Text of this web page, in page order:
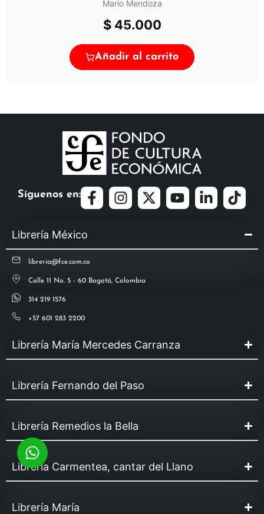
Mario Mendoza
$45.000
Añadir al carrito
Síguenos en:
Librería México
libreria@fce.com.co
Calle 11 No. 5 - 60 Bogotá, Colombia
314 219 1576
+57 601 283 2200
Librería María Mercedes Carranza
Librería Fernando del Paso
Librería Remedios la Bella
Librería Carmentea, cantar del Llano
Librería María